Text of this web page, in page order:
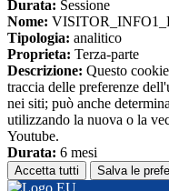
Durata: Sessione
Nome:
Tipologia: analitico
Proprieta: Terza-parte
Descrizione: Questo
traccia delle preferenze
nei siti; può anche
utilizzando la nuova o la
Youtube.
Durata: 6 mesi
Accetta tutti Salva le